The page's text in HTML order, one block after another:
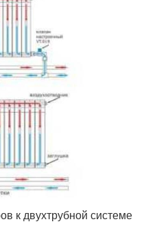
к двухтрубной системе